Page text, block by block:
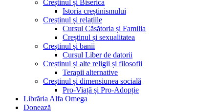
Creștinul și Biserica
Istoria creștinismului
Creștinul și relațiile
Cursul Căsătoria și Familia
Creștinul și sexualitatea
Creștinul și banii
Cursul Liber de datorii
Creștinul și alte religii și filosofii
Terapii alternative
Creștinul și dimensiunea socială
Pro-Viață și Pro-Adopție
Librăria Alfa Omega
Donează